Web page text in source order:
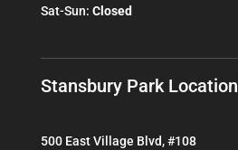
Sat-Sun: Closed
Stansbury Park Location
500 East Village Blvd, #108